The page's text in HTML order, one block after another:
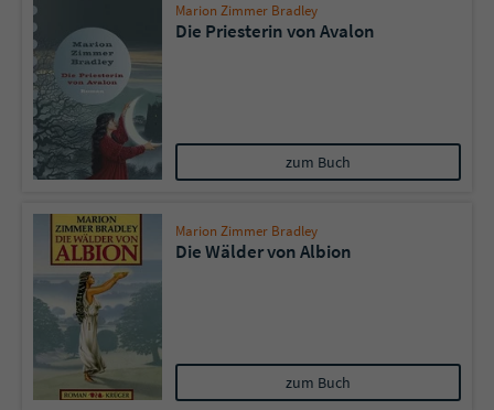
Marion Zimmer Bradley
Die Priesterin von Avalon
zum Buch
Marion Zimmer Bradley
Die Wälder von Albion
zum Buch